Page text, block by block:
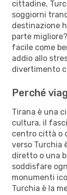
cittadine,
soggiorni
destinazione
parte
facile come
addio allo
divertimento
Perché
Tirana è una
cultura, il
centro città o
verso Turchia
diretto o una
soddisfare
monumenti
Turchia è la